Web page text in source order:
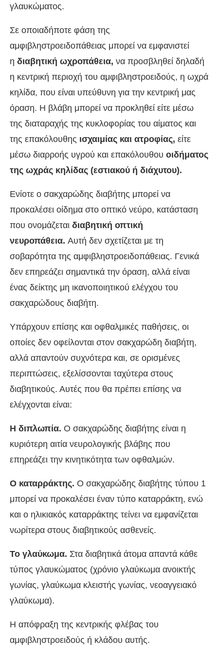
γλαυκώματος.
Σε οποιαδήποτε φάση της
αμφιβληστροειδοπάθειας μπορεί να εμφανιστεί
η διαβητική ωχροπάθεια, να προσβληθεί δηλαδή
η κεντρική περιοχή του αμφιβληστροειδούς, η ωχρά
κηλίδα, που είναι υπεύθυνη για την κεντρική μας
όραση. Η βλάβη μπορεί να προκληθεί είτε μέσω
της διαταραχής της κυκλοφορίας του αίματος και
της επακόλουθης ισχαιμίας και ατροφίας, είτε
μέσω διαρροής υγρού και επακόλουθου οιδήματος
της ωχράς κηλίδας (εστιακού ή διάχυτου).
Ενίοτε ο σακχαρώδης διαβήτης μπορεί να
προκαλέσει οίδημα στο οπτικό νεύρο, κατάσταση
που ονομάζεται διαβητική οπτική
νευροπάθεια. Αυτή δεν σχετίζεται με τη
σοβαρότητα της αμφιβληστροειδοπάθειας. Γενικά
δεν επηρεάζει σημαντικά την όραση, αλλά είναι
ένας δείκτης μη ικανοποιητικού ελέγχου του
σακχαρώδους διαβήτη.
Υπάρχουν επίσης και οφθαλμικές παθήσεις, οι
οποίες δεν οφείλονται στον σακχαρώδη διαβήτη,
αλλά απαντούν συχνότερα και, σε ορισμένες
περιπτώσεις, εξελίσσονται ταχύτερα στους
διαβητικούς. Αυτές που θα πρέπει επίσης να
ελέγχονται είναι:
Η διπλωπία. Ο σακχαρώδης διαβήτης είναι η
κυριότερη αιτία νευρολογικής βλάβης που
επηρεάζει την κινητικότητα των οφθαλμών.
Ο καταρράκτης. Ο σακχαρώδης διαβήτης τύπου 1
μπορεί να προκαλέσει έναν τύπο καταρράκτη, ενώ
και ο ηλικιακός καταρράκτης τείνει να εμφανίζεται
νωρίτερα στους διαβητικούς ασθενείς.
Το γλαύκωμα. Στα διαβητικά άτομα απαντά κάθε
τύπος γλαυκώματος (χρόνιο γλαύκωμα ανοικτής
γωνίας, γλαύκωμα κλειστής γωνίας, νεοαγγειακό
γλαύκωμα).
Η απόφραξη της κεντρικής φλέβας του
αμφιβληστροειδούς ή κλάδου αυτής.